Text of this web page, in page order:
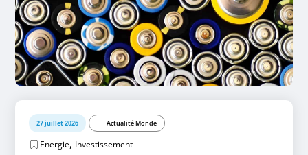
27 juillet 2026 Actualité Monde
Energie, Investissement